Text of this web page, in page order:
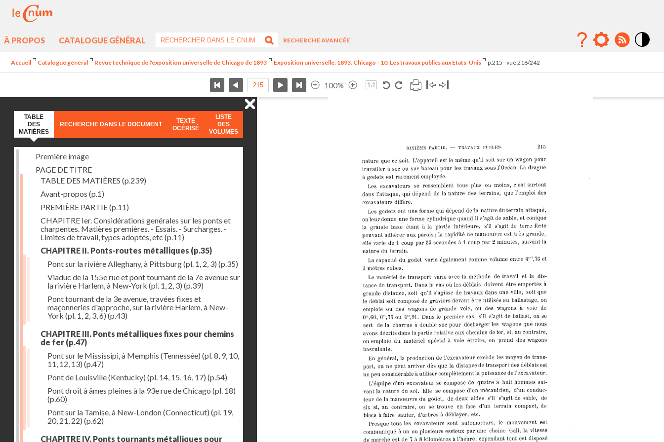
À PROPOS CATALOGUE GÉNÉRAL
RECHERCHE AVANCÉE
Accueil Catalogue général Revue technique de l'exposition universelle de Chicago de 1893 Exposition universelle. 1893. Chicago - 10. Les travaux publics aux Etats-Unis p.215 - vue 216/242
100%
TABLE
DES
MATIÈRES
RECHERCHE DANS LE DOCUMENT
TEXTE
OCÉRISÉ
LISTE
DES
VOLUMES
Première image
PAGE DE TITRE
TABLE DES MATIÈRES (p.239)
Avant-propos (p.1)
PREMIÈRE PARTIE(p.11)
CHAPITRE Ier. Considérations genérales sur les ponts et
charpentes. Matières premières. - Essais. - Surcharges. -
Limites de travail, types adoptés, etc (p.11)
CHAPITRE II. Ponts-routes métalliques (p.35)
Pont sur la rivière Alleghany, à Pittsburg (pl. 1, 2, 3) (p.35)
Viaduc de la 155e rue et pont tournant de la 7e avenue sur
la rivière Harlem, à New-York (pl. 1, 2, 3) (p.39)
Pont tournant de la 3e avenue, travées fixes et
maçonneries d'approche, sur la rivière Harlem, à New-
York (pl. 1, 2, 3, 6) (p.43)
CHAPITRE III. Ponts métalliques fixes pour chemins
de fer (p.47)
Pont sur le Mississipi, à Memphis (Tennessée) (pl. 8, 9, 10,
11, 12, 13) (p.47)
Pont de Louisville (Kentucky) (pl. 14, 15, 16, 17) (p.54)
Pont droit à âmes pleines à la 93e rue de Chicago (pl. 18)
(p.60)
Pont sur la Tamise, à New-London (Connecticut) (pl. 19,
20, 21, 22) (p.62)
CHAPITRE IV. Ponts tournants métalliques pour